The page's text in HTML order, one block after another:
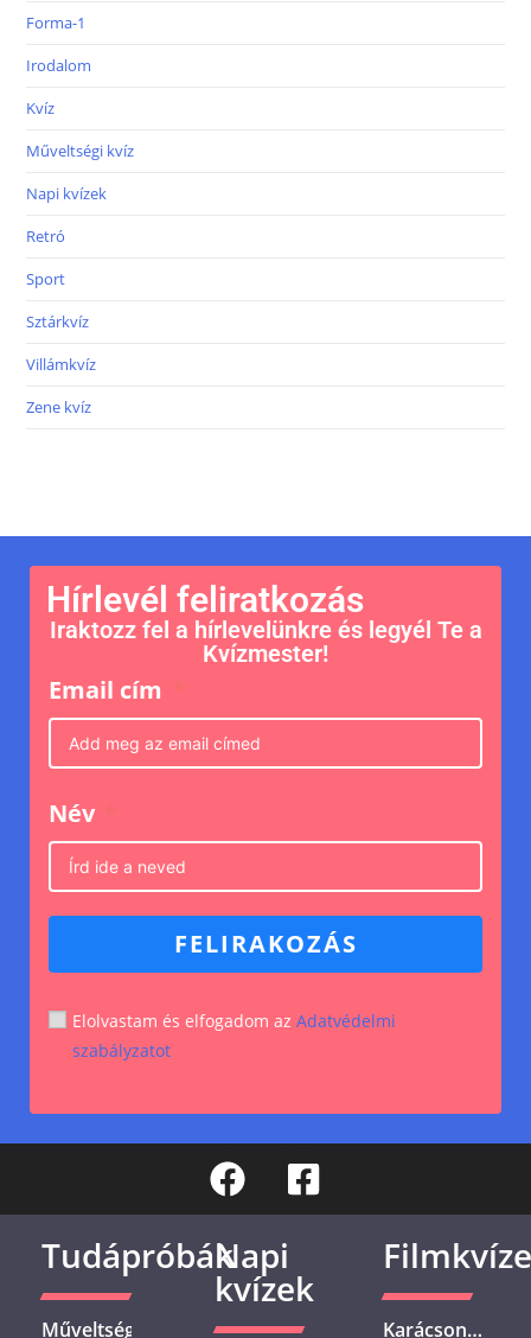
Forma-1
Irodalom
Kvíz
Műveltségi kvíz
Napi kvízek
Retró
Sport
Sztárkvíz
Villámkvíz
Zene kvíz
Hírlevél feliratkozás
Iraktozz fel a hírlevelünkre és legyél Te a
Kvízmester!
Email cím
Név
FELIRAKOZÁS
Elolvastam és elfogadom az Adatvédelmi
szabályzatot
Tudápróbák
Műveltségi
Napi
kvízek
Karácsonyi